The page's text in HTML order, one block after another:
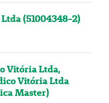
(51004348-2)
Vitória Ltda,
Vitória Ltda
Master)